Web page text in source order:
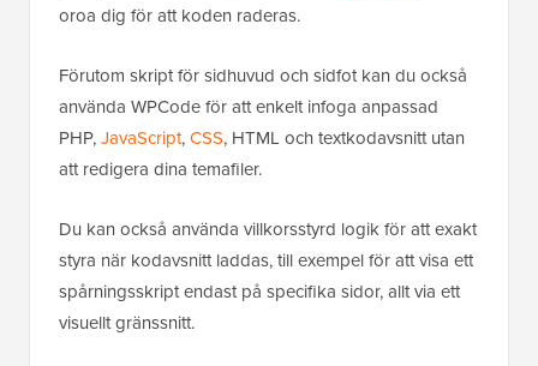
oroa dig för att koden raderas.
Förutom skript för sidhuvud och sidfot kan du också
använda WPCode för att enkelt infoga anpassad
PHP,JavaScript,CSS, HTML och textkodavsnitt utan
att redigera dina temafiler.
Du kan också använda villkorsstyrd logik för att exakt
styra när kodavsnitt laddas, till exempel för att visa ett
spårningsskript endast på specifika sidor, allt via ett
visuellt gränssnitt.